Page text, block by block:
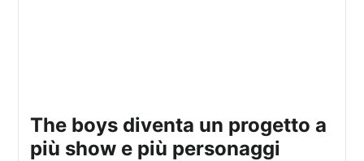
the boys diventa un progetto a
più show e più personaggi